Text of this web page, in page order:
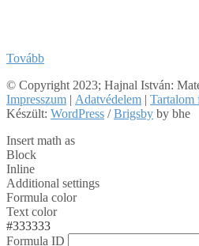
Tovább
2018-
03-
28
© Copyright 2023; Hajnal István:
Impresszum | Adatvédelem | Tartalom
Készült: WordPress /Brigsby by bhe
Insert math as
Block
Inline
Additional settings
Formula color
Text color
#333333
Formula ID